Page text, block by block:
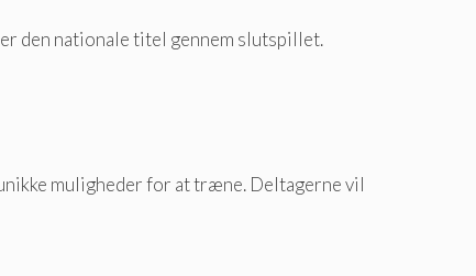
den nationale titel gennem slutspillet.
muligheder for at træne. Deltagerne vil